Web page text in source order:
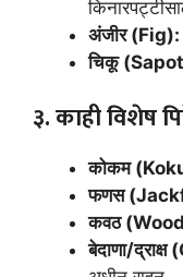
अंजीर (Fig):
चिकू
३. काही विशेष
कोकम
फणस
कवठ
बेदाणा/